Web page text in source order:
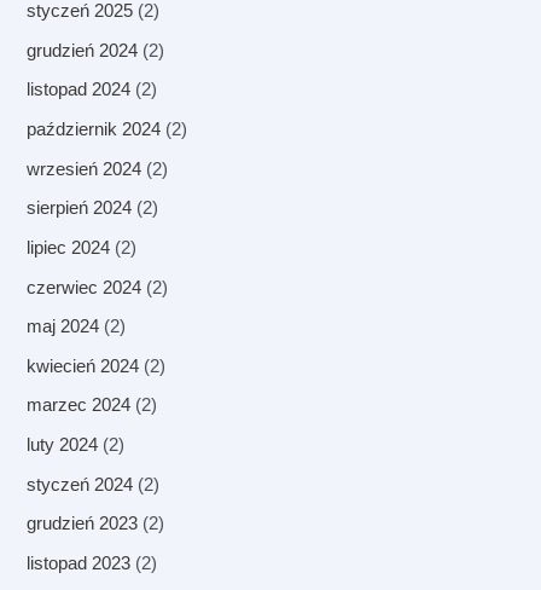
styczeń 2025 (2)
grudzień 2024 (2)
listopad 2024 (2)
październik 2024 (2)
wrzesień 2024 (2)
sierpień 2024 (2)
lipiec 2024 (2)
czerwiec 2024 (2)
maj 2024 (2)
kwiecień 2024 (2)
marzec 2024 (2)
luty 2024 (2)
styczeń 2024 (2)
grudzień 2023 (2)
listopad 2023 (2)